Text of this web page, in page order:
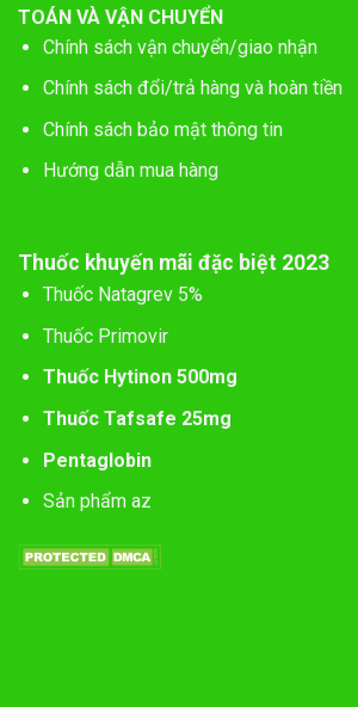
TOÁN VÀ VẬN CHUYỂN
Chính sách vận chuyển/giao nhận
Chính sách đổi/trả hàng và hoàn tiền
Chính sách bảo mật thông tin
Hướng dẫn mua hàng
Thuốc khuyến mãi đặc biệt 2023
Thuốc Natagrev 5%
Thuốc Primovir
Thuốc Hytinon 500mg
Thuốc Tafsafe 25mg
Pentaglobin
Sản phẩm az